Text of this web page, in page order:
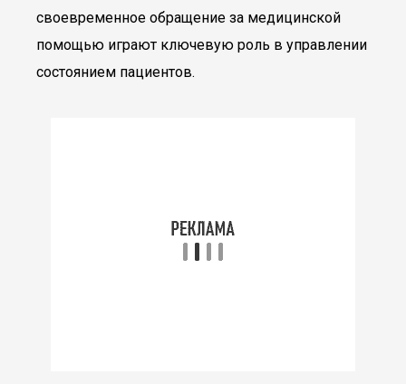
своевременное обращение за медицинской
помощью играют ключевую роль в управлении
состоянием пациентов.